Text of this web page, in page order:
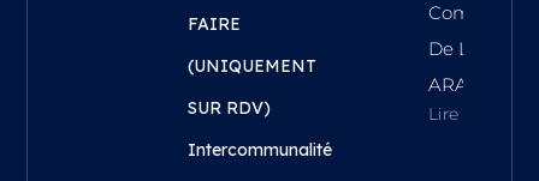
FAIRE
(UNIQUEMENT
SUR RDV)
Intercommunalité
De La
ARA !
Lire L'article